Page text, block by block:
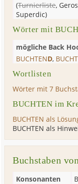
(Turnierliste, Geros
Superdic)
Wörter mit
mögliche Back
BUCHTEND,
Wortlisten
Wörter mit 7
BUCHTEN im
BUCHTEN als
BUCHTEN als
Buchstaben von
Konsonanten